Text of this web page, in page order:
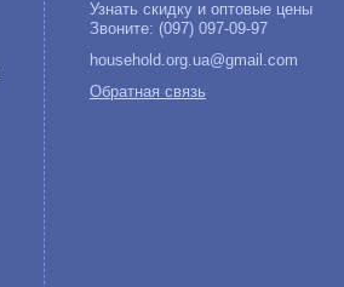
Узнать скидку и оптовые цены
Звоните: (097) 097-09-97
household.org.ua@gmail.com
Обратная связь